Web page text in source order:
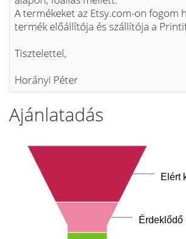
A termékeket az Etsy.com-on fogom
termék előállítója és szállítója a
Tisztelettel,
Horányi Péter
Ajánlatadás
Elért
Érdeklődő